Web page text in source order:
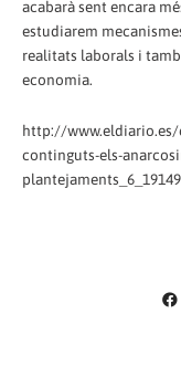
acabarà sent encara
estudiarem
realitats laborals i
economia.
http://
continguts-els-